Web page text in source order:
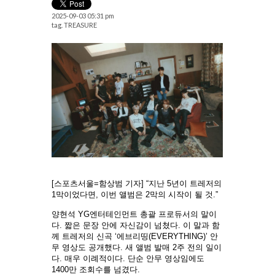
2025-09-03 05:31 pm
tag. TREASURE
[스포츠서울=함상범 기자] “지난 5년이 트레저의
1막이었다면, 이번 앨범은 2막의 시작이 될 것.”
양현석 YG엔터테인먼트 총괄 프로듀서의 말이
다. 짧은 문장 안에 자신감이 넘쳤다. 이 말과 함
께 트레저의 신곡 ‘에브리띵(EVERYTHING)’ 안
무 영상도 공개했다. 새 앨범 발매 2주 전의 일이
다. 매우 이례적이다. 단순 안무 영상임에도
1400만 조회수를 넘겼다.